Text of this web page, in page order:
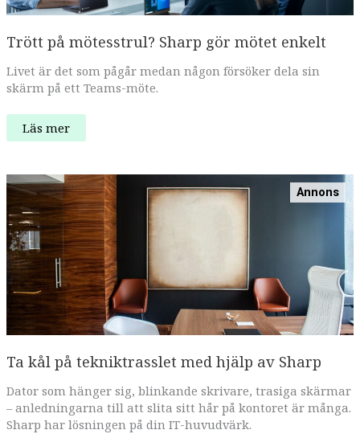
Trött på mötesstrul? Sharp gör mötet enkelt
Livet är det som pågår medan någon försöker dela sin
skärm på ett Teams-möte.
Trött
på
gör
mötet
enkelt
Läs mer
Annons
Ta kål på tekniktrasslet med hjälp av Sharp
Dator som hänger sig, blinkande skrivare, trasiga skärmar
– anledningarna till att slita sitt hår på kontoret är många.
Sharp har lösningen på din IT-huvudvärk.